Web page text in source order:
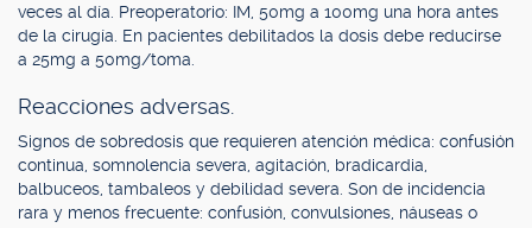
veces al día. Preoperatorio: IM, 50mg a 100mg una hora antes
de la cirugía. En pacientes debilitados la dosis debe reducirse
a 25mg a 50mg/toma.
Reacciones adversas.
Signos de sobredosis que requieren atención médica: confusión
continua, somnolencia severa, agitación, bradicardia,
balbuceos, tambaleos y debilidad severa. Son de incidencia
rara y menos frecuente: confusión, convulsiones, náuseas o